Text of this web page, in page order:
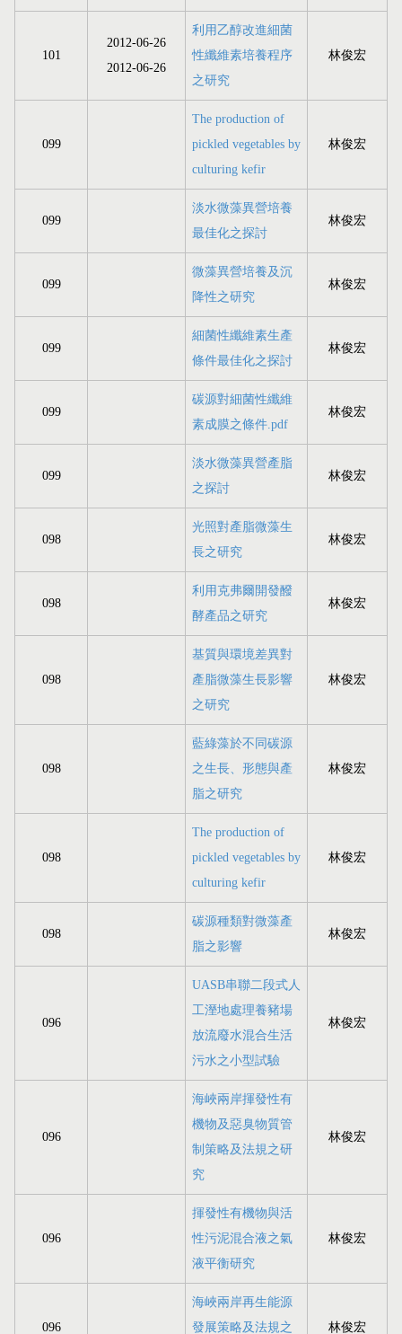
101
2012-06-26
2012-06-26
利用乙醇改進細菌
性纖維素培養程序
之研究
林俊宏
099
The production of
pickled vegetables by
culturing kefir
林俊宏
099
淡水微藻異營培養
最佳化之探討
林俊宏
099
微藻異營培養及沉
降性之研究
林俊宏
099
細菌性纖維素生產
條件最佳化之探討
林俊宏
099
碳源對細菌性纖維
素成膜之條件.pdf
林俊宏
099
淡水微藻異營產脂
之探討
林俊宏
098
光照對產脂微藻生
長之研究
林俊宏
098
利用克弗爾開發醱
酵產品之研究
林俊宏
098
基質與環境差異對
產脂微藻生長影響
之研究
林俊宏
098
藍綠藻於不同碳源
之生長、形態與產
脂之研究
林俊宏
098
The production of
pickled vegetables by
culturing kefir
林俊宏
098
碳源種類對微藻產
脂之影響
林俊宏
096
UASB串聯二段式人
工溼地處理養豬場
放流廢水混合生活
污水之小型試驗
林俊宏
096
海峽兩岸揮發性有
機物及惡臭物質管
制策略及法規之研
究
林俊宏
096
揮發性有機物與活
性污泥混合液之氣
液平衡研究
林俊宏
096
海峽兩岸再生能源
發展策略及法規之
林俊宏